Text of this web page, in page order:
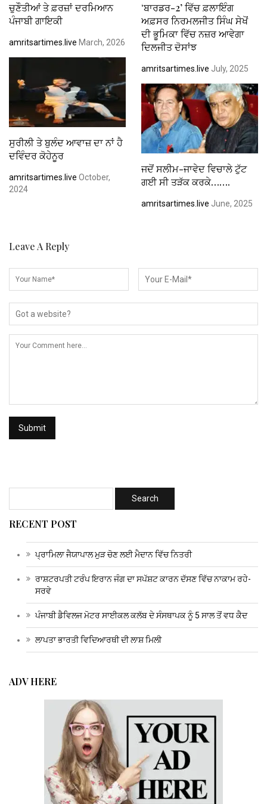
ਚੁਣੌਤੀਆਂ ਤੇ ਫ਼ਰਜ਼ਾਂ ਦਰਮਿਆਨ
ਪੰਜਾਬੀ ਗਾਇਕੀ
amritsartimes.live March, 2026
‘ਬਾਰਡਰ-2’ ਵਿੱਚ ਫ਼ਲਾਇੰਗ
ਅਫ਼ਸਰ ਨਿਰਮਲਜੀਤ ਸਿੰਘ ਸੇਖੋਂ
ਦੀ ਭੂਮਿਕਾ ਵਿੱਚ ਨਜ਼ਰ ਆਵੇਗਾ
ਦਿਲਜੀਤ ਦੋਸਾਂਝ
amritsartimes.live July, 2025
ਸੁਰੀਲੀ ਤੇ ਬੁਲੰਦ ਆਵਾਜ਼ ਦਾ ਨਾਂ ਹੈ
ਦਵਿੰਦਰ ਕੋਹੇਨੂਰ
amritsartimes.live October,
2024
ਜਦੋਂ ਸਲੀਮ-ਜਾਵੇਦ ਵਿਚਾਲੇ ਟੁੱਟ
ਗਈ ਸੀ ਤੜੱਕ ਕਰਕੇ…….
amritsartimes.live June, 2025
Leave A Reply
RECENT POST
ਪ੍ਰਾਮਿਲਾ ਜੈਯਾਪਾਲ ਮੁੜ ਚੋਣ ਲਈ ਮੈਦਾਨ ਵਿੱਚ ਨਿਤਰੀ
ਰਾਸ਼ਟਰਪਤੀ ਟਰੰਪ ਇਰਾਨ ਜੰਗ ਦਾ ਸਪੱਸ਼ਟ ਕਾਰਨ ਦੱਸਣ ਵਿੱਚ ਨਾਕਾਮ ਰਹੇ-
ਸਰਵੇ
ਪੰਜਾਬੀ ਡੈਵਿਲਜ ਮੋਟਰ ਸਾਈਕਲ ਕਲੱਬ ਦੇ ਸੰਸਥਾਪਕ ਨੂੰ 5 ਸਾਲ ਤੋਂ ਵਧ ਕੈਦ
ਲਾਪਤਾ ਭਾਰਤੀ ਵਿਦਿਆਰਥੀ ਦੀ ਲਾਸ਼ ਮਿਲੀ
ADV HERE